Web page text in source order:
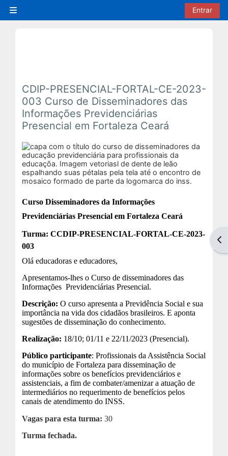
Painel lateral
Entrar
CDIP-PRESENCIAL-FORTAL-CE-2023-
003 Curso de Disseminadores das
Informações Previdenciárias
Presencial em Fortaleza Ceará
Curso Disseminadores da Informações
Previdenciárias Presencial em Fortaleza Ceará
Turma: CCDIP-PRESENCIAL-FORTAL-CE-2023-
003
Olá educadoras e educadores,
Apresentamos-lhes o Curso de disseminadores das
Informações Previdenciárias Presencial.
Descrição: O curso apresenta a Previdência Social e sua
importância na vida dos cidadãos brasileiros. E aponta
sugestões de disseminação do conhecimento.
Realização: 18/10; 01/11 e 22/11/2023 (Presencial).
Público participante: Profissionais da Assistência Social
do município de Fortaleza para disseminação de
informações sobre os benefícios previdenciários e
assistenciais, a fim de combater/amenizar a atuação de
intermediários no requerimento de benefícios pelos
canais de atendimento do INSS.
Vagas para esta turma: 30
Turma fechada.